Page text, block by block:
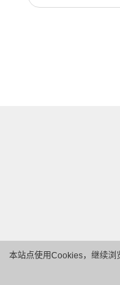
本站点使用Cookies，继续浏